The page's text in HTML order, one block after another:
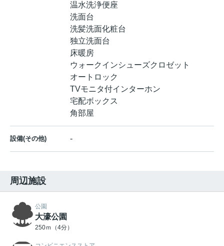
温水洗浄便座
洗面台
洗髪洗面化粧台
独立洗面台
床暖房
ウォークインシューズクロゼット
オートロック
TVモニタ付インターホン
宅配ボックス
角部屋
設備(その他) -
周辺施設
公園
大濠公園
250ｍ（4分）